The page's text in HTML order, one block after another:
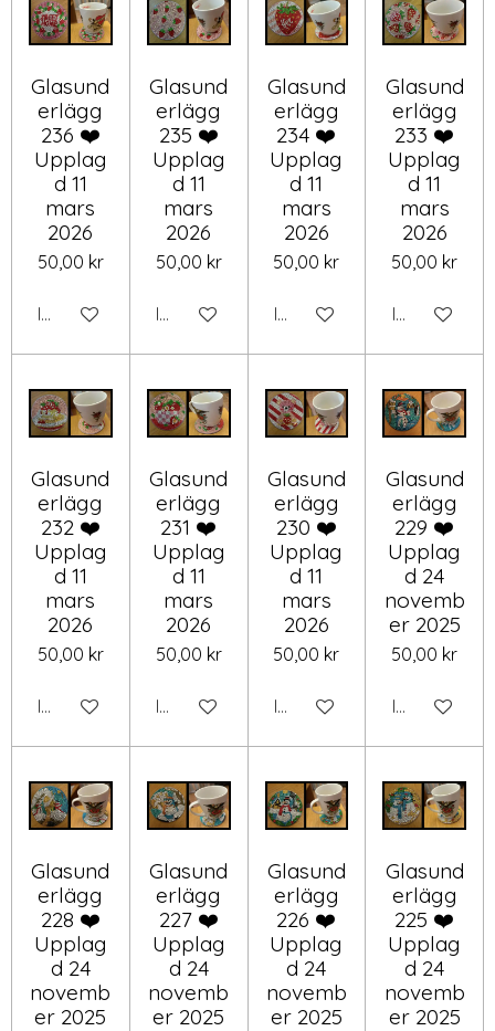
Glasund
erlägg
236 ❤️
Upplag
d 11
mars
2026
50,00 kr
Inaktiverad
Glasund
erlägg
235 ❤️
Upplag
d 11
mars
2026
50,00 kr
Inaktiverad
Glasund
erlägg
234 ❤️
Upplag
d 11
mars
2026
50,00 kr
Inaktiverad
Glasund
erlägg
233 ❤️
Upplag
d 11
mars
2026
50,00 kr
Inaktiverad
Glasund
erlägg
232 ❤️
Upplag
d 11
mars
2026
50,00 kr
Inaktiverad
Glasund
erlägg
231 ❤️
Upplag
d 11
mars
2026
50,00 kr
Inaktiverad
Glasund
erlägg
230 ❤️
Upplag
d 11
mars
2026
50,00 kr
Inaktiverad
Glasund
erlägg
229 ❤️
Upplag
d 24
novemb
er 2025
50,00 kr
Inaktiverad
Glasund
erlägg
228 ❤️
Upplag
d 24
novemb
er 2025
Glasund
erlägg
227 ❤️
Upplag
d 24
novemb
er 2025
Glasund
erlägg
226 ❤️
Upplag
d 24
novemb
er 2025
Glasund
erlägg
225 ❤️
Upplag
d 24
novemb
er 2025